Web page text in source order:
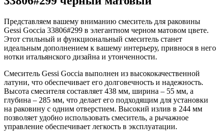
Представляем вашему вниманию смеситель для раковины
Gessi Goccia 33806#299 в элегантном черном матовом цвете.
Этот стильный и функциональный смеситель станет
идеальным дополнением к вашему интерьеру, привнося в него
нотки итальянского дизайна и утонченности.
Смеситель Gessi Goccia выполнен из высококачественной
латуни, что обеспечивает его долговечность и надежность.
Высота смесителя составляет 438 мм, ширина – 55 мм, а
глубина – 285 мм, что делает его подходящим для установки
на раковину с одним отверстием. Высокий излив в 244 мм
позволяет удобно использовать смеситель, а рычажное
управление обеспечивает легкость в эксплуатации.